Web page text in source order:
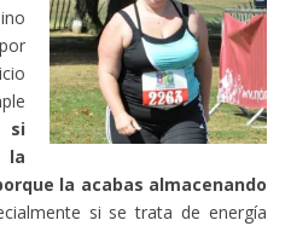
si
la
la acabas almacenando
si se trata de energía